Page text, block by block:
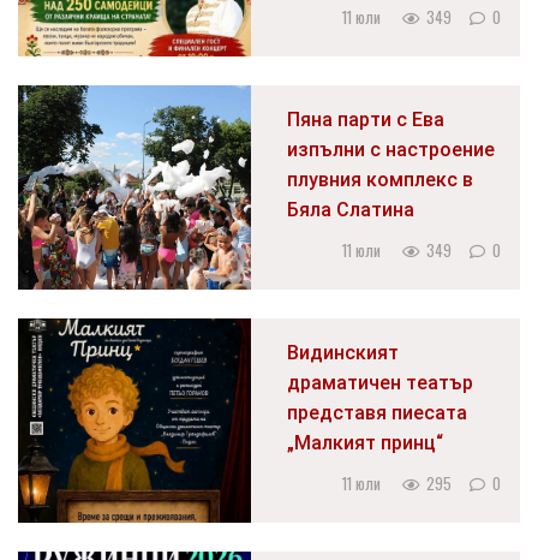
11 юли 349 0
Пяна парти с Ева
изпълни с настроение
плувния комплекс в
Бяла Слатина
11 юли 349 0
Видинският
драматичен театър
представя пиесата
„Малкият принц“
11 юли 295 0